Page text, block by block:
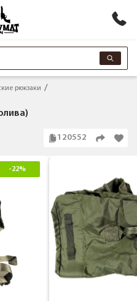
рюкзаки
120552
-22%